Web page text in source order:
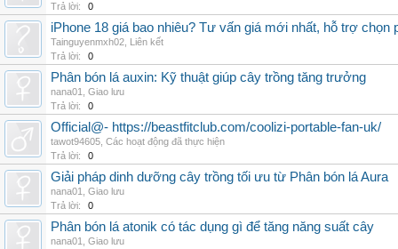
Trả lời:
0
iPhone 18 giá bao nhiêu? Tư vấn giá mới nhất, hỗ trợ chọn
Tainguyenmxh02 Liên kết
Trả lời:
0
Phân bón lá auxin: Kỹ thuật giúp cây trồng tăng trưởng
nana01
Giao lưu
Trả lời:
0
Official@- https://beastfitclub.com/coolizi-portable-fan-uk/
tawot94605 Các hoạt động đã thực hiện
Trả lời:
0
Giải pháp dinh dưỡng cây trồng tối ưu từ Phân bón lá Aura
nana01
Giao lưu
Trả lời:
0
Phân bón lá atonik có tác dụng gì để tăng năng suất cây
nana01
Giao lưu